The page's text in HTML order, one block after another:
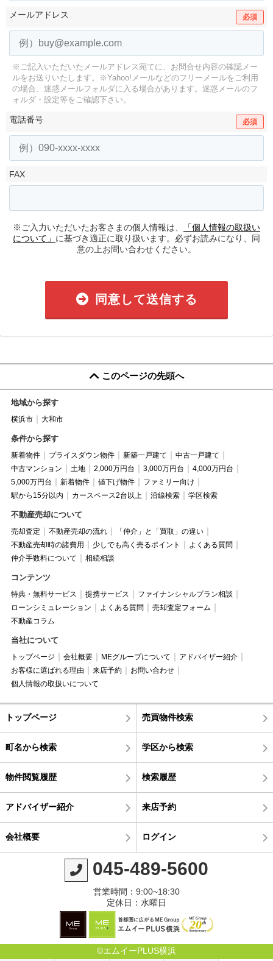
メールアドレス 必須
※ご記入いただいたメールアドレス宛てに、お問合せ内容の確認メー
ルをお送りいたします。
※Yahoo!メールなどのフリーメールをご利用
の場合、迷惑メールフォルダに入る場合があります。 迷惑メールのフ
ォルダ・設定等をご確認下さい。
電話番号 必須
FAX
※ご入力いただいたお客さまの個人情報は、
「個人情報の取扱い
について」 に基づき適正に取り扱います。必ずお読みになり、同
意の上お問い合わせください。
同意して送信する
このページの先頭へ
地域から探す
横浜市 大和市
条件から探す
新着物件 プライスダウン物件 新築一戸建て
中古一戸建て
中古マンション
土地 2,000万円台 3,000万円台
4,000万円台
5,000万円台
新着物件 値下げ物件
ファミリー向け
駅から15分以内
カースペース2台以上 沿線検索 学区検索
不動産売却について
売却査定 不動産売却の流れ
「仲介」と「買取」の違い
不動産売却時の諸費用
少しでも高く売るポイント
よくある質問
仲介手数料について
相続相談
コンテンツ
特典・無料サービス 提携サービス
ファイナンシャルプラン相談
ローンシミュレーション
よくある質問
売却査定フォーム
不動産コラム
当社について
トップページ 会社概要 MEグループについて
アドバイザー紹介
お客様に選ばれる理由
来店予約
お問い合わせ
個人情報の取扱いについて
トップページ 売買物件検索
町名から検索 学区から検索
物件閲覧履歴 検索履歴
アドバイザー紹介 来店予約
会社概要 ログイン
045-489-5600
営業時間：9:00~18:30
定休日：水曜日
©エムイーPLUS横浜